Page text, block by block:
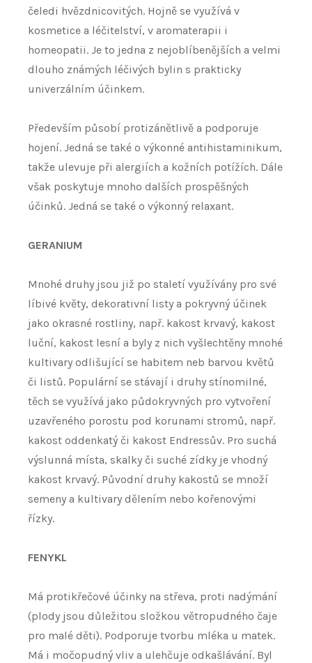
čeledi hvězdnicovitých. Hojně se využívá v
kosmetice a léčitelství, v aromaterapii i
homeopatii. Je to jedna z nejoblíbenějších a velmi
dlouho známých léčivých bylin s prakticky
univerzálním účinkem.
Především působí protizánětlivě a podporuje
hojení. Jedná se také o výkonné antihistaminikum,
takže ulevuje při alergiích a kožních potížích. Dále
však poskytuje mnoho dalších prospěšných
účinků. Jedná se také o výkonný relaxant.
GERANIUM
Mnohé druhy jsou již po staletí využívány pro své
líbivé květy, dekorativní listy a pokryvný účinek
jako okrasné rostliny, např. kakost krvavý, kakost
luční, kakost lesní a byly z nich vyšlechtěny mnohé
kultivary odlišující se habitem neb barvou květů
či listů. Populární se stávají i druhy stínomilné,
těch se využívá jako půdokryvných pro vytvoření
uzavřeného porostu pod korunami stromů, např.
kakost oddenkatý či kakost Endressův. Pro suchá
výslunná místa, skalky či suché zídky je vhodný
kakost krvavý. Původní druhy kakostů se množí
semeny a kultivary dělením nebo kořenovými
řízky.
FENYKL
Má protikřečové účinky na střeva, proti nadýmání
(plody jsou důležitou složkou větropudného čaje
pro malé děti). Podporuje tvorbu mléka u matek.
Má i močopudný vliv a ulehčuje odkašlávání. Byl